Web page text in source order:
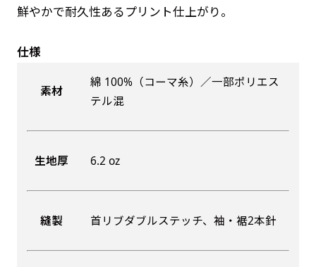
鮮やかで耐久性あるプリント仕上がり。
仕様
素材
綿 100%（コーマ糸）／一部ポリエス
テル混
生地厚 6.2 oz
縫製 首リブダブルステッチ、袖・裾2本針
吊り下げ旗(30x42)
掛け軸のように吊り下げ式にします。上部に棒袋
際の装飾などにとてもお役立ち！
吊り下げ旗(42x30)
掛け軸のように吊り下げ式にします。上部に棒袋
際の装飾などにとてもお役立ち！